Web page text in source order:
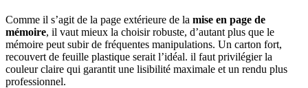
Comme il s’agit de la page extérieure de la mise en page de
mémoire, il vaut mieux la choisir robuste, d’autant plus que le
mémoire peut subir de fréquentes manipulations. Un carton fort,
recouvert de feuille plastique serait l’idéal. il faut privilégier la
couleur claire qui garantit une lisibilité maximale et un rendu plus
professionnel.